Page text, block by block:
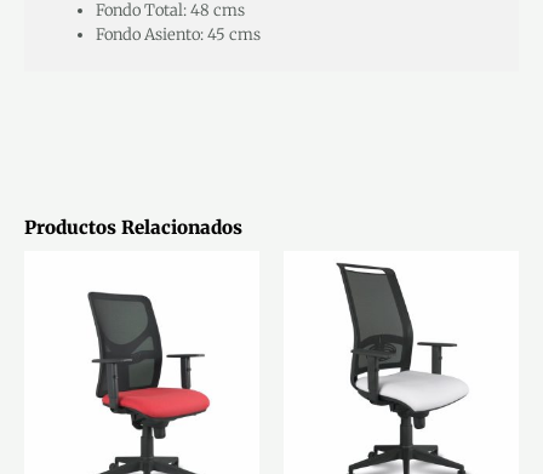
Fondo Total: 48 cms
Fondo Asiento: 45 cms
Productos Relacionados